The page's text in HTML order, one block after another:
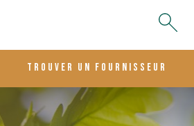
trouver un fournisseur